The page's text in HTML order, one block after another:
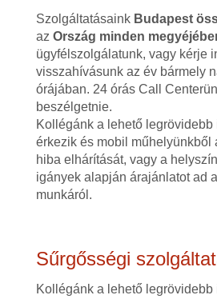
Szolgáltatásaink Budapest
az Ország minden
ügyfélszolgálatunk, vagy kérje
visszahívásunk az év bármely
órájában. 24 órás Call
beszélgetnie.
Kollégánk a lehető
érkezik és mobil műhelyünkből
hiba elhárítását, vagy a
igányek alapján árajánlatot ad
munkáról.
Sűrgősségi
Kollégánk a lehető